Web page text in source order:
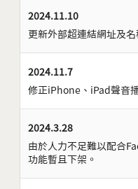
2024.11.10
更新外部超連結網址及名
2024.11.7
修正iPhone、iPad聲音
2024.3.28
由於人力不足難以配合
功能暫且下架。